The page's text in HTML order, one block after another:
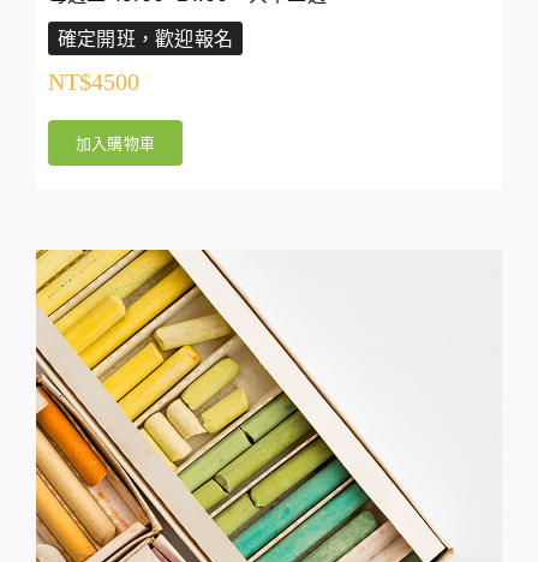
確定開班，歡迎報名
NT$4500
加入購物車